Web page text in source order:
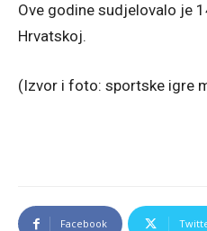
Ove godine sudjelovalo je
Hrvatskoj.
(Izvor i foto: sportske igre
Facebook